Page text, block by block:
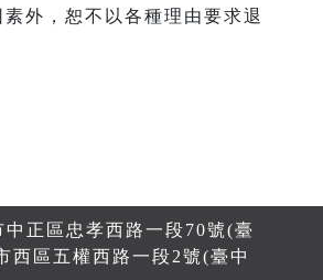
外，恕不以各種理由要求退
中正區忠孝西路一段70號(臺
西區五權西路一段2號(臺中